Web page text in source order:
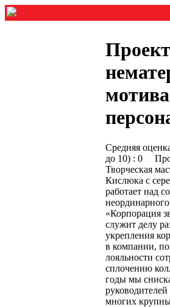
Проект
Средняя
до 10) : 0
Творческая
Кислюка с
работает над
«Корпорация
служит делу
укрепления
в компании,
лояльности
сплочению
годы мы
многих